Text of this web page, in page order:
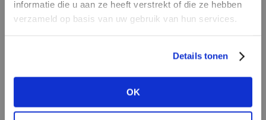
informatie die u aan ze heeft verstrekt of die ze hebben
verzameld op basis van uw gebruik van hun services.
Details tonen
OK
HEB JE NOG GEEN
ACCOUNT?
aan of bekijk de andere mogelijkheden.
BEKIJK ALLE OPTIES
MARKETPLACE | Laat je inspireren door